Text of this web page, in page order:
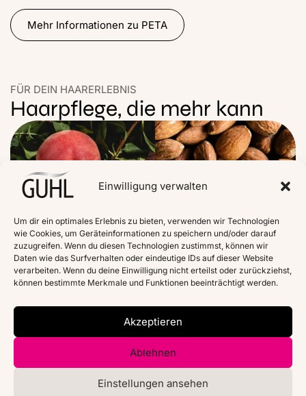
Einwilligung verwalten
Um dir ein optimales Erlebnis zu bieten, verwenden wir Technologien
wie Cookies, um Geräteinformationen zu speichern und/oder darauf
zuzugreifen. Wenn du diesen Technologien zustimmst, können wir
Daten wie das Surfverhalten oder eindeutige IDs auf dieser Website
verarbeiten. Wenn du deine Einwilligung nicht erteilst oder zurückziehst,
können bestimmte Merkmale und Funktionen beeinträchtigt werden.
Akzeptieren
Ablehnen
Einstellungen ansehen
Mehr Informationen zu PETA
FÜR DEIN HAARERLEBNIS
Haarpflege, die mehr kann
Unsere Inhaltstoffe
Mit Sorgfalt ausgewählte Inhaltsstoffe – bis